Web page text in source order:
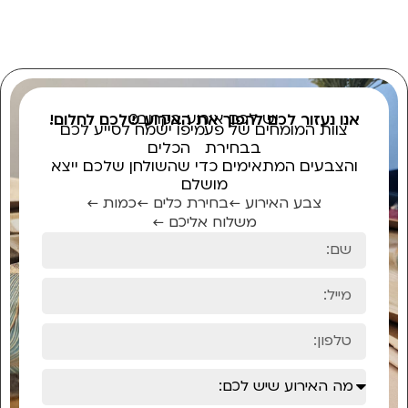
יש לכם אירוע בקרוב?
אנו נעזור לכם להפוך את האירוע שלכם לחלום!
צוות המומחים של פעמיפו ישמח לסייע לכם
בבחירת הכלים
והצבעים המתאימים כדי שהשולחן שלכם ייצא
מושלם
צבע האירוע ←בחירת כלים ←כמות ←
משלוח אליכם ←